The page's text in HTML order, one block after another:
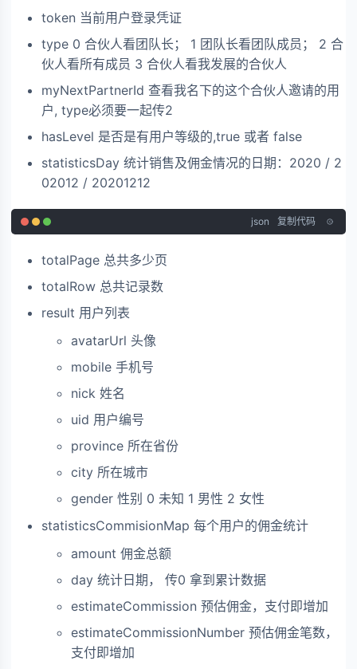
token 当前用户登录凭证
type 0 合伙人看团队长； 1 团队长看团队成员； 2 合
伙人看所有成员 3 合伙人看我发展的合伙人
myNextPartnerId 查看我名下的这个合伙人邀请的用
户, type必须要一起传2
hasLevel 是否是有用户等级的,true 或者 false
statisticsDay 统计销售及佣金情况的日期：2020 / 2
02012 / 20201212
json 复制代码
totalPage 总共多少页
totalRow 总共记录数
result 用户列表
avatarUrl 头像
mobile 手机号
nick 姓名
uid 用户编号
province 所在省份
city 所在城市
gender 性别 0 未知 1 男性 2 女性
statisticsCommisionMap 每个用户的佣金统计
amount 佣金总额
day 统计日期， 传0 拿到累计数据
estimateCommission 预估佣金，支付即增加
estimateCommissionNumber 预估佣金笔数，
支付即增加